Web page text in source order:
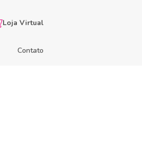
Contato
Loja Virtual